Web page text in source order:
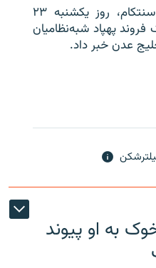
ستاد فرماندهی مرکزی آمریکا، سنتکام، روز یکشنبه ۲۳
پهپاد شبه‌نظامیان
عدن خبر داد.
به او پیوند